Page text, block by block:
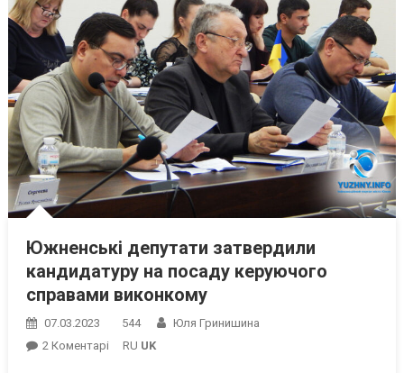
Южненські депутати затвердили
кандидатуру на посаду керуючого
справами виконкому
07.03.2023 544
Юля Гринишина
2 КоментаріДоRU UK